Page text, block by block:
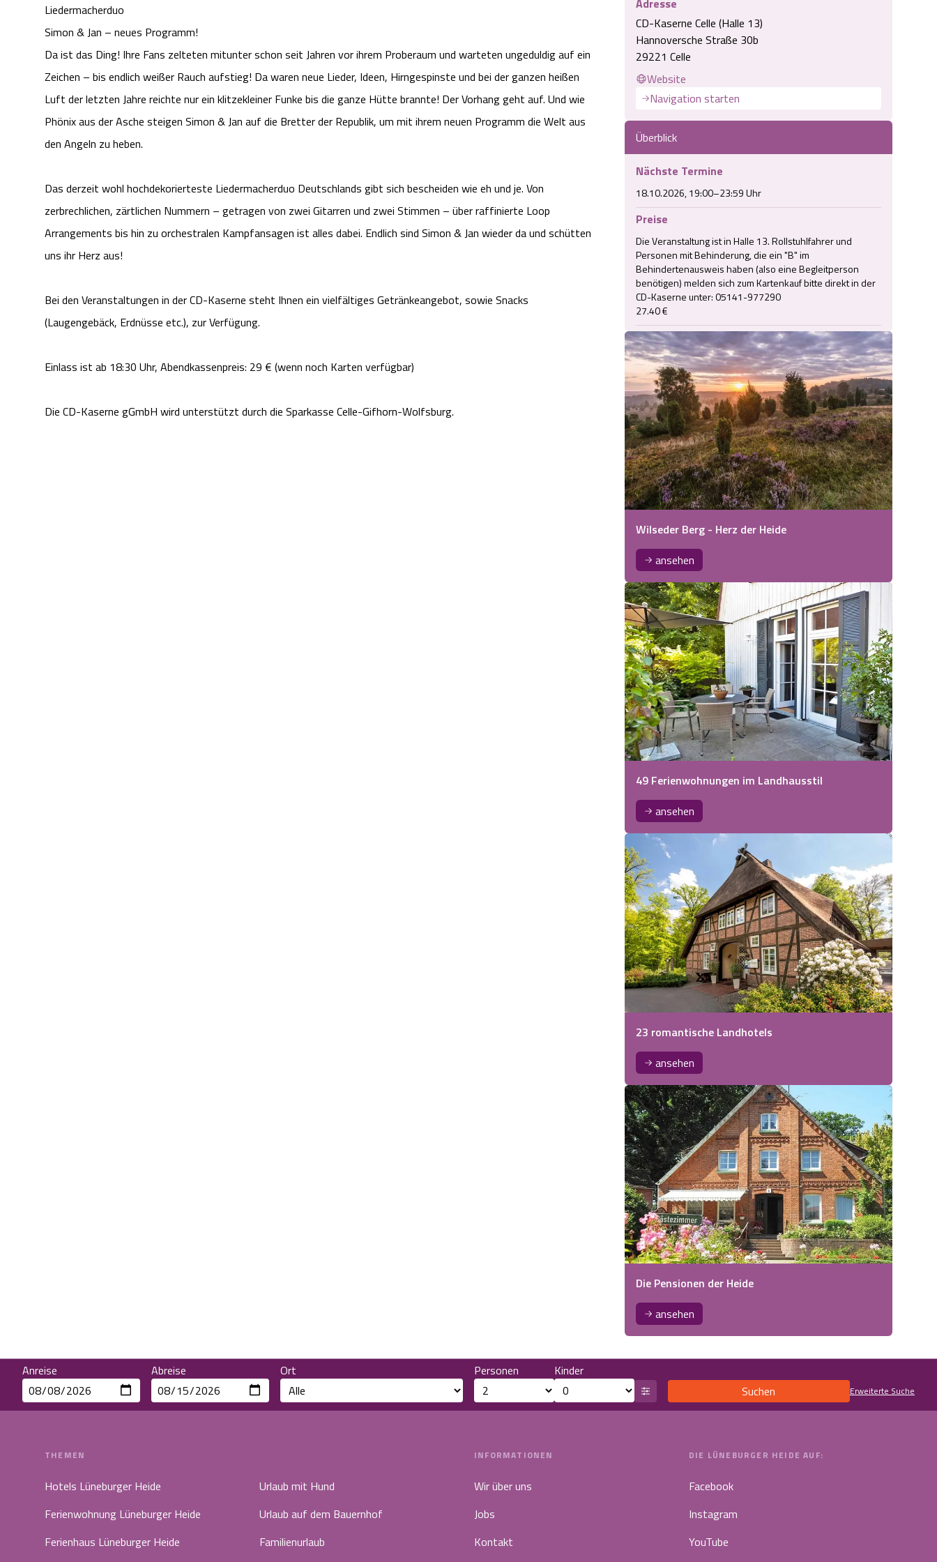
Liedermacherduo
Simon & Jan – neues Programm!
Da ist das Ding! Ihre Fans zelteten mitunter schon seit Jahren vor ihrem Proberaum und warteten ungeduldig auf ein
Zeichen – bis endlich weißer Rauch aufstieg! Da waren neue Lieder, Ideen, Hirngespinste und bei der ganzen heißen
Luft der letzten Jahre reichte nur ein klitzekleiner Funke bis die ganze Hütte brannte! Der Vorhang geht auf. Und wie
Phönix aus der Asche steigen Simon & Jan auf die Bretter der Republik, um mit ihrem neuen Programm die Welt aus
den Angeln zu heben.
Das derzeit wohl hochdekorierteste Liedermacherduo Deutschlands gibt sich bescheiden wie eh und je. Von
zerbrechlichen, zärtlichen Nummern – getragen von zwei Gitarren und zwei Stimmen – über raffinierte Loop
Arrangements bis hin zu orchestralen Kampfansagen ist alles dabei. Endlich sind Simon & Jan wieder da und schütten
uns ihr Herz aus!
Bei den Veranstaltungen in der CD-Kaserne steht Ihnen ein vielfältiges Getränkeangebot, sowie Snacks
(Laugengebäck, Erdnüsse etc.), zur Verfügung.
Einlass ist ab 18:30 Uhr, Abendkassenpreis: 29 € (wenn noch Karten verfügbar)
Die CD-Kaserne gGmbH wird unterstützt durch die Sparkasse Celle-Gifhorn-Wolfsburg.
Adresse
CD-Kaserne Celle (Halle 13)
Hannoversche Straße 30b
29221 Celle
Website
Navigation starten
Überblick
Nächste Termine
18.10.2026, 19:00–23:59 Uhr
Preise
Die Veranstaltung ist in Halle 13. Rollstuhlfahrer und
Personen mit Behinderung, die ein "B" im
Behindertenausweis haben (also eine Begleitperson
benötigen) melden sich zum Kartenkauf bitte direkt in der
CD-Kaserne unter: 05141-977290
27.40 €
Wilseder Berg - Herz der Heide
ansehen
49 Ferienwohnungen im Landhausstil
ansehen
23 romantische Landhotels
ansehen
Die Pensionen der Heide
ansehen
Anreise Abreise Ort Personen
Kinder
Suchen
Erweiterte Suche
THEMEN
Hotels Lüneburger Heide
Ferienwohnung Lüneburger Heide
Ferienhaus Lüneburger Heide
Urlaub mit Hund
Urlaub auf dem Bauernhof
Familienurlaub
INFORMATIONEN
Wir über uns
Jobs
Kontakt
DIE LÜNEBURGER HEIDE AUF:
Facebook
Instagram
YouTube